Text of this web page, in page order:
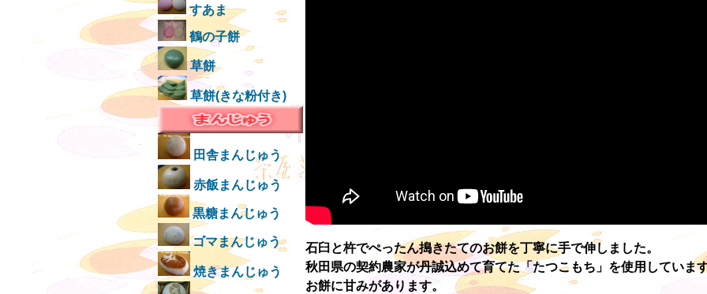
石臼と杵でぺったん搗きたてのお餅を丁寧に手で伸しました。
秋田県の契約農家が丹誠込めて育てた「たつこもち」を使用していま
お餅に甘みがあります。
すあま
鶴の子餅
草餅
草餅(きな粉付き)
田舎まんじゅう
赤飯まんじゅう
黒糖まんじゅう
ゴマまんじゅう
焼きまんじゅう